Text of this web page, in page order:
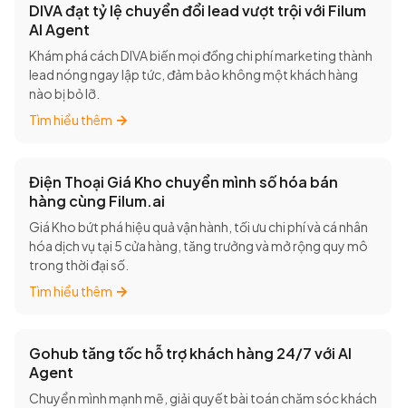
DIVA đạt tỷ lệ chuyển đổi lead vượt trội với Filum
AI Agent
Khám phá cách DIVA biến mọi đồng chi phí marketing thành
lead nóng ngay lập tức, đảm bảo không một khách hàng
nào bị bỏ lỡ.
Tìm hiểu thêm
Điện Thoại Giá Kho chuyển mình số hóa bán
hàng cùng Filum.ai
Giá Kho bứt phá hiệu quả vận hành, tối ưu chi phí và cá nhân
hóa dịch vụ tại 5 cửa hàng, tăng trưởng và mở rộng quy mô
trong thời đại số.
Tìm hiểu thêm
Gohub tăng tốc hỗ trợ khách hàng 24/7 với AI
Agent
Chuyển mình mạnh mẽ, giải quyết bài toán chăm sóc khách